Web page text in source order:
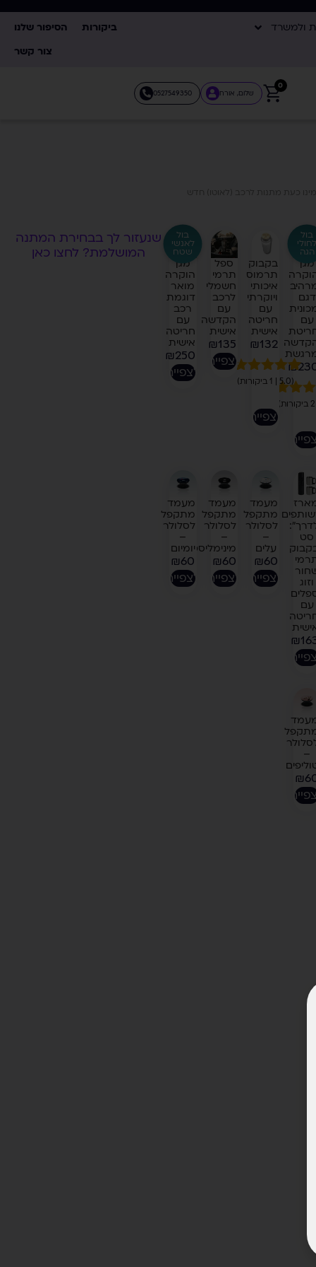
ולמשרד
ביקורות
הסיפור שלנו
צור קשר
0
שלום, אורח 0527549350
כעת מתנות לרכב (לאוטו) חדש
בול
לחולי
הגה
מגן
דגם
עם
₪
5.00
על
של
בקבוק
תרמוס
איכותי
ויוקרתי
עם
חריטה
אישית
₪132
מדורג5.00
מבוסס על
1
דירוגים של
(5.0 | 1 ביקורות)
לצפייה
ספל
תרמי
חשמלי
לרכב
עם
הקדשה
אישית
₪135
לצפייה
בול
לאנשי
שטח
מגן
הוקרה
מואר
דוגמת
רכב
עם
חריטה
אישית
₪250
לצפייה
סט
וזוג
עם
₪
מעמד
מתקפל
לסלולר
–
עלים
₪60
לצפייה
מעמד
מתקפל
לסלולר
–
מינימליסטי
₪60
לצפייה
מעמד
מתקפל
לסלולר
–
יומיום
₪60
לצפייה
–
₪
שנעזור לך בבחירת המתנה
המושלמת? לחצו כאן